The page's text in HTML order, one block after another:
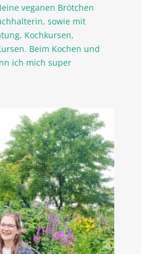
veganen Brötchen
sowie mit
Kochkursen,
Beim Kochen und
ich mich super